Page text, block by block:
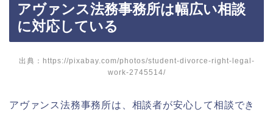
アヴァンス法務事務所は幅広い相談
に対応している
出典：https://pixabay.com/photos/student-divorce-right-legal-
work-2745514/
アヴァンス法務事務所は、相談者が安心して相談でき